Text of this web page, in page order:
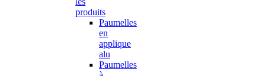
produits
Paumelles
en
applique
alu
Paumelles